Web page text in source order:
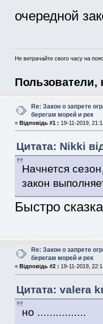
очередной
Не витрачайте свого часу на
Пользователи,
Re: Закон о запрете
берегам морей и рек
« Відповідь #1 : 19-11-2019,
Цитата: Nikki
Начнется
закон
Быстро
Re: Закон о запрете
берегам морей и рек
« Відповідь #2 : 19-11-2019,
Цитата: valera
но ................